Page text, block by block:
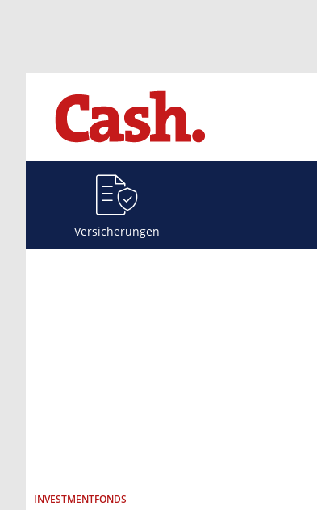
Versicherungen
INVESTMENTFONDS